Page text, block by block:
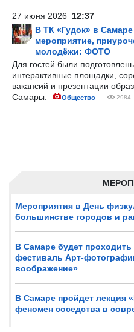
Мероприятия в День
большинстве городов и
В Самаре будет
фестиваль Арт-
воображение»
В Самаре пройдет лекция
феномен соседства в
27 июня 2026 12:37
В ТК «Гудок» в
мероприятие,
молодёжи: ФОТО
Для гостей были
интерактивные площадки,
вакансий и презентации
Самары.
Общество 2984